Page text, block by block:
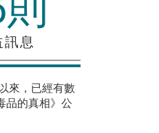
訊息
來，已經有數
品的真相》公